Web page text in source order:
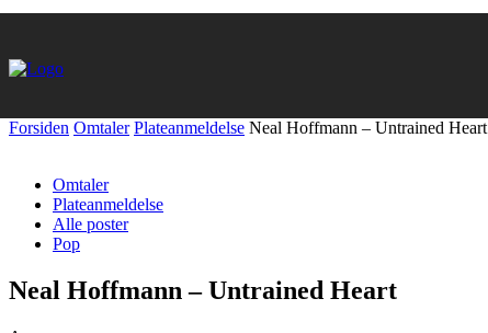
Forsiden Omtaler Plateanmeldelse Neal Hoffmann – Untrained Heart
Omtaler
Plateanmeldelse
Alle poster
Pop
Neal Hoffmann – Untrained Heart